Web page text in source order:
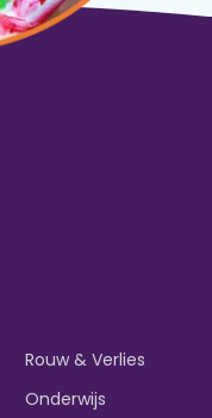
Rouw & Verlies
Onderwijs